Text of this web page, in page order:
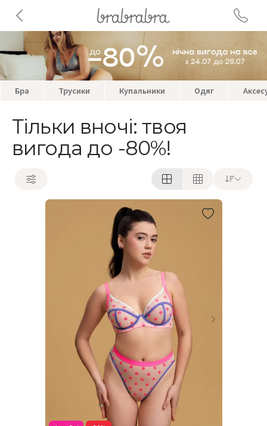
Бра Трусики Купальники Одяг
Тільки вночі: твоя
вигода до -80%!